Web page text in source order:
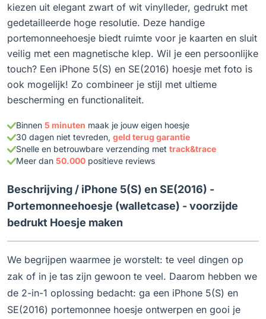
kiezen uit elegant zwart of wit vinylleder, gedrukt met
gedetailleerde hoge resolutie. Deze handige
portemonneehoesje biedt ruimte voor je kaarten en sluit
veilig met een magnetische klep. Wil je een persoonlijke
touch? Een iPhone 5(S) en SE(2016) hoesje met foto is
ook mogelijk! Zo combineer je stijl met ultieme
bescherming en functionaliteit.
Binnen 5 minuten maak je jouw eigen hoesje
30 dagen niet tevreden, geld terug garantie
Snelle en betrouwbare verzending met track&trace
Meer dan 50.000 positieve reviews
Beschrijving / iPhone 5(S) en SE(2016) -
Portemonneehoesje (walletcase) - voorzijde
bedrukt Hoesje maken
We begrijpen waarmee je worstelt: te veel dingen op
zak of in je tas zijn gewoon te veel. Daarom hebben we
de 2-in-1 oplossing bedacht: ga een iPhone 5(S) en
SE(2016) portemonnee hoesje ontwerpen en gooi je